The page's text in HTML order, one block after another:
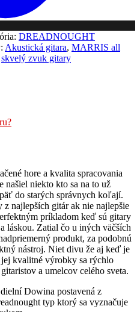
DREADNOUGHT
Akustická gitara, MARRIS all
skvelý zvuk gitary
hore a kvalita spracovania
našiel niekto kto sa na to už
do starých správnych koľají.
najlepších gitár ak nie najlepšie
príkladom keď sú gitary
láskou. Zatial čo u iných väčších
produkt, za podobnú
nástroj. Niet divu že aj keď je
kvalitné výrobky sa rýchlo
a umelcov celého sveta.
Dowina postavená z
typ ktorý sa vyznačuje